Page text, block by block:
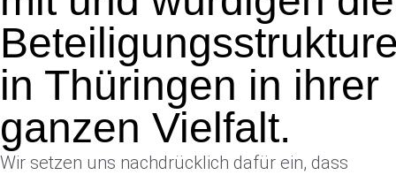
in Thüringen in ihrer
ganzen Vielfalt.
Wir setzen uns nachdrücklich dafür ein, dass